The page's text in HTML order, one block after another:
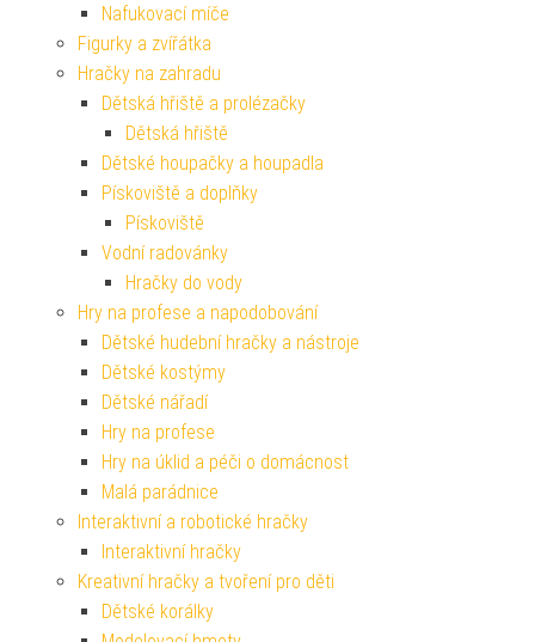
Nafukovací míče
Figurky a zvířátka
Hračky na zahradu
Dětská hřiště a prolézačky
Dětská hřiště
Dětské houpačky a houpadla
Pískoviště a doplňky
Pískoviště
Vodní radovánky
Hračky do vody
Hry na profese a napodobování
Dětské hudební hračky a nástroje
Dětské kostýmy
Dětské nářadí
Hry na profese
Hry na úklid a péči o domácnost
Malá parádnice
Interaktivní a robotické hračky
Interaktivní hračky
Kreativní hračky a tvoření pro děti
Dětské korálky